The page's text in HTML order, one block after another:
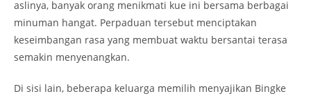
aslinya, banyak orang menikmati kue ini bersama berbagai
minuman hangat. Perpaduan tersebut menciptakan
keseimbangan rasa yang membuat waktu bersantai terasa
semakin menyenangkan.
Di sisi lain, beberapa keluarga memilih menyajikan Bingke